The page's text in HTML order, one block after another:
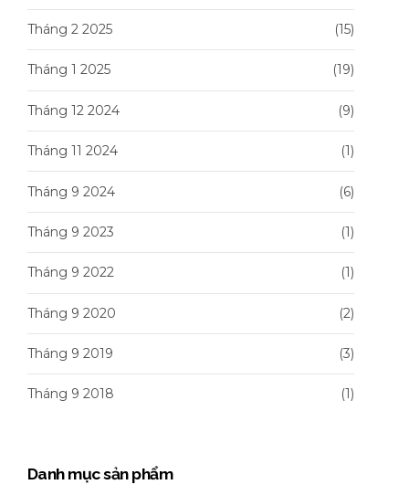
Tháng 2 2025 (15)
Tháng 1 2025 (19)
Tháng 12 2024 (9)
Tháng 11 2024 (1)
Tháng 9 2024 (6)
Tháng 9 2023 (1)
Tháng 9 2022 (1)
Tháng 9 2020 (2)
Tháng 9 2019 (3)
Tháng 9 2018 (1)
Danh mục sản phẩm